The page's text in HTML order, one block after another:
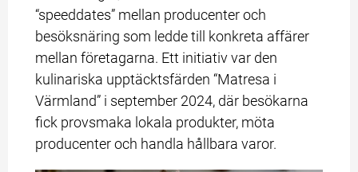
“speeddates” mellan producenter och
besöksnäring som ledde till konkreta affärer
mellan företagarna. Ett initiativ var den
kulinariska upptäcktsfärden “Matresa i
Värmland” i september 2024, där besökarna
fick provsmaka lokala produkter, möta
producenter och handla hållbara varor.